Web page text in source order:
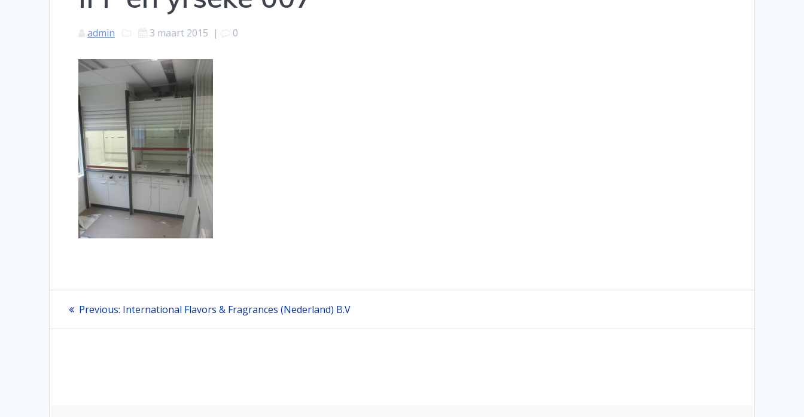
admin 3 maart 2015 | 0
Bericht
navigatie
Previous: Previous
International Flavors & Fragrances (Nederland) B.V